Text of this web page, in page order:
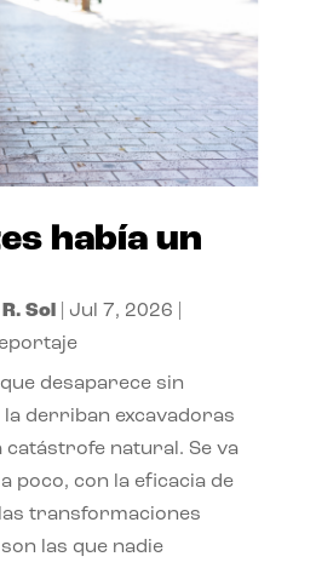
había un
Sol Jul 7, 2026
desaparece sin
derriban excavadoras
catástrofe natural. Se va
poco, con la eficacia de
transformaciones
las que nadie